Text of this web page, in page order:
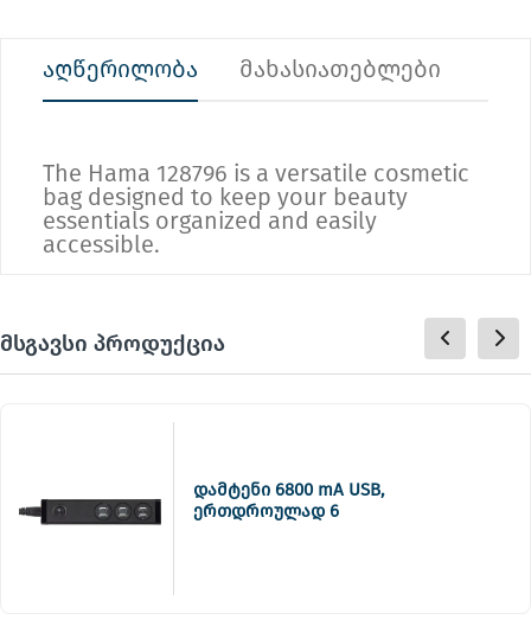
აღწერილობა მახასიათებლები
The Hama 128796 is a versatile cosmetic
bag designed to keep your beauty
essentials organized and easily
accessible.
მსგავსი პროდუქცია
დამტენი 6800 mA USB,
ერთდროულად 6